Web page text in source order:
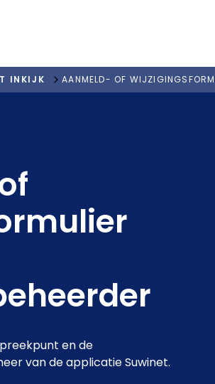
INKIJK AANMELD- OF
en de
van de applicatie Suwinet.